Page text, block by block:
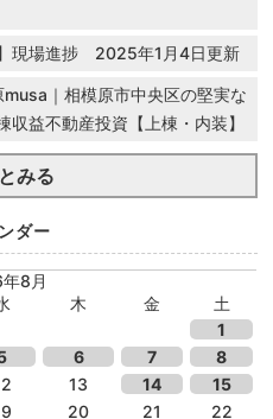
】現場進捗 2025年1月4日更新
musa｜相模原市中央区の堅実な
益不動産投資【上棟・内装】
みる
ダー
8月
木 金
土
1
6 7
8
13 14
15
20 21
22